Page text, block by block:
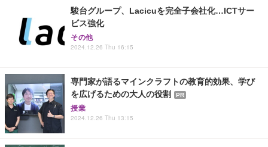
駿台グループ、Lacicuを完全子会社化…ICTサー
ビス強化
その他
2024.12.26 Thu 16:15
専門家が語るマインクラフトの教育的効果、学び
を広げるための大人の役割
PR
授業
2024.12.26 Thu 13:15